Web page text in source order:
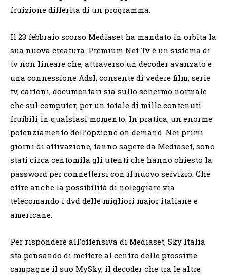
fruizione differita di un programma.
Il 23 febbraio scorso Mediaset ha mandato in orbita la
sua nuova creatura. Premium Net Tv è un sistema di
tv non lineare che, attraverso un decoder avanzato e
una connessione Adsl, consente di vedere film, serie
tv, cartoni, documentari sia sullo schermo normale
che sul computer, per un totale di mille contenuti
fruibili in qualsiasi momento. In pratica, un enorme
potenziamento dell’opzione on demand. Nei primi
giorni di attivazione, fanno sapere da Mediaset, sono
stati circa centomila gli utenti che hanno chiesto la
password per connettersi con il nuovo servizio. Che
offre anche la possibilità di noleggiare via
telecomando i dvd delle migliori major italiane e
americane.
Per rispondere all’offensiva di Mediaset, Sky Italia
sta pensando di mettere al centro delle prossime
campagne il suo MySky, il decoder che tra le altre